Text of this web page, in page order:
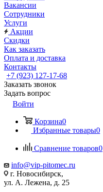
Вакансии
Сотрудники
Услуги
Акции
Скидки
Как заказать
Оплата и доставка
Контакты
+7 (923) 127-17-68
Заказать звонок
Задать вопрос
Войти
Корзина0
Избранные товары0
Сравнение товаров0
info@vip-pitomec.ru
г. Новосибирск,
ул. А. Лежена, д. 25